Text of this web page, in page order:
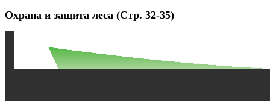
Охрана и защита леса (Стр. 32-35)